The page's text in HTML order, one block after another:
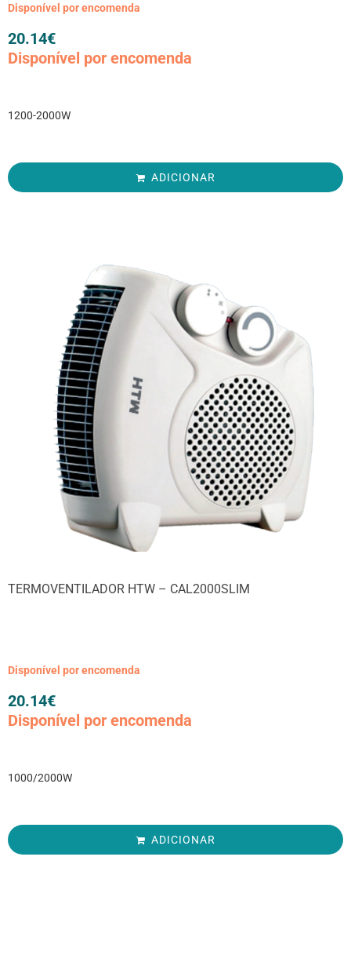
Disponível por encomenda
20.14€
Disponível por encomenda
1200-2000W
ADICIONAR
TERMOVENTILADOR HTW – CAL2000SLIM
Disponível por encomenda
20.14€
Disponível por encomenda
1000/2000W
ADICIONAR